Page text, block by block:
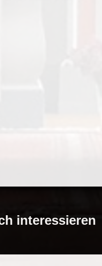
interessieren